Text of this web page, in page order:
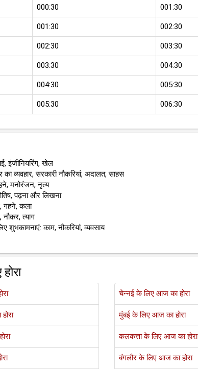
000:30 001:30
001:30 002:30
002:30 003:30
003:30 004:30
004:30 005:30
005:30 006:30
इंजीनियरिंग, खेल
का व्यवहार, सरकारी नौकरियां, अदालत, साहस
मनोरंजन, नृत्य
पढ़ना और लिखना
गहने, कला
त्याग
शुभकामनाएं: काम, नौकरियां, व्यवसाय
चेन्नई के लिए आज का होरा
मुंबई के लिए आज का होरा
कलकत्ता के लिए आज का होरा
बंगलौर के लिए आज का होरा